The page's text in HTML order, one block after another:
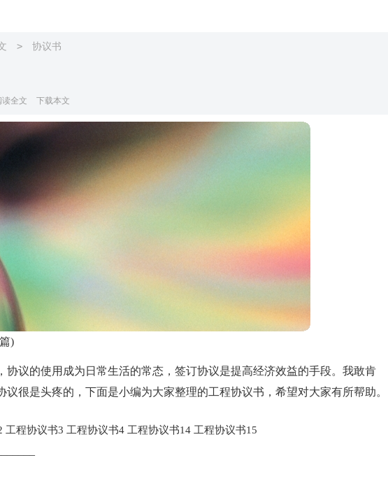
> 协议书
读全文 下载本文
)
协议的使用成为日常生活的常态，签订协议是提高经济效益的手段。我敢肯
议很是头疼的，下面是小编为大家整理的工程协议书，希望对大家有所帮助。
工程协议书3 工程协议书4 工程协议书14 工程协议书15